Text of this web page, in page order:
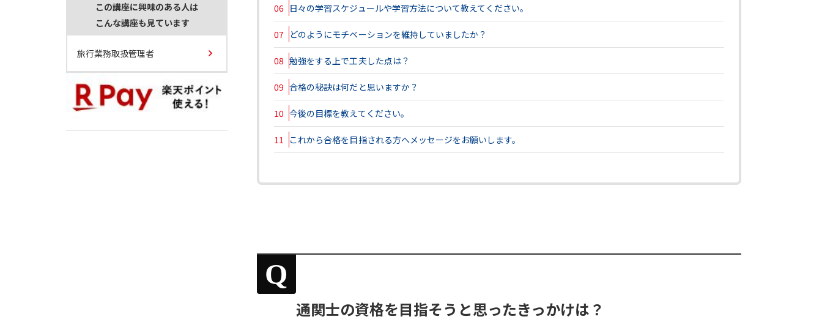
06 日々の学習スケジュールや学習方法について教えてください。
07 どのようにモチベーションを維持していましたか？
08 勉強をする上で工夫した点は？
09 合格の秘訣は何だと思いますか？
10 今後の目標を教えてください。
11 これから合格を目指される方へメッセージをお願いします。
Q
通関士の資格を目指そうと思ったきっかけは？
この講座に興味のある人は
こんな講座も見ています
旅行業務取扱管理者